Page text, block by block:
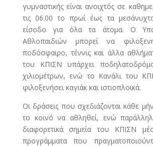
γυμναστικής είναι ανοιχτός σε
τις 06.00 το πρωί έως τα
είσοδο για όλα τα άτομα. Ο
Αθλοπαιδιών μπορεί να
ποδόσφαιρο, τέννις και άλλα
του ΚΠΙΣΝ υπάρχει
χιλιομέτρων, ενώ το Κανάλι του
φιλοξενήσει καγιάκ και ιστιοπλοϊκά.
Οι δράσεις που σχεδιάζονται κάθε
το κοινό να αθληθεί, ενώ
διαφορετικά σημεία του ΚΠΙΣΝ
προγράμματα που